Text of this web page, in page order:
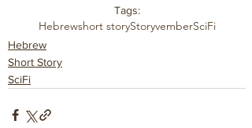
Tags:
Hebrewshort storyStoryvemberSciFi
Hebrew
Short Story
SciFi